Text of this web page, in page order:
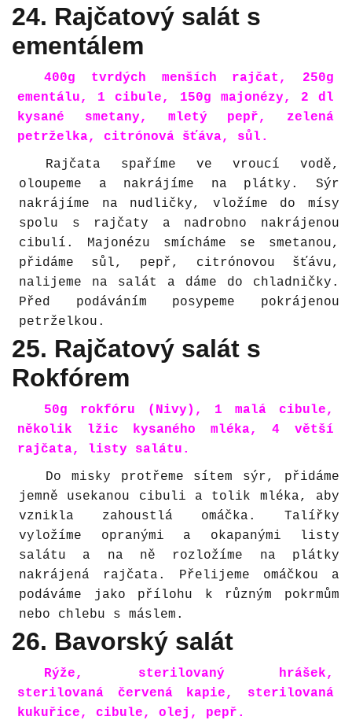
24. Rajčatový salát s
ementálem
400g tvrdých menších rajčat, 250g
ementálu, 1 cibule, 150g majonézy, 2 dl
kysané smetany, mletý pepř, zelená
petrželka, citrónová šťáva, sůl.
Rajčata spaříme ve vroucí vodě,
oloupeme a nakrájíme na plátky. Sýr
nakrájíme na nudličky, vložíme do mísy
spolu s rajčaty a nadrobno nakrájenou
cibulí. Majonézu smícháme se smetanou,
přidáme sůl, pepř, citrónovou šťávu,
nalijeme na salát a dáme do chladničky.
Před podáváním posypeme pokrájenou
petrželkou.
25. Rajčatový salát s
Rokfórem
50g rokfóru (Nivy), 1 malá cibule,
několik lžic kysaného mléka, 4 větší
rajčata, listy salátu.
Do misky protřeme sítem sýr, přidáme
jemně usekanou cibuli a tolik mléka, aby
vznikla zahoustlá omáčka. Talířky
vyložíme opranými a okapanými listy
salátu a na ně rozložíme na plátky
nakrájená rajčata. Přelijeme omáčkou a
podáváme jako přílohu k různým pokrmům
nebo chlebu s máslem.
26. Bavorský salát
Rýže, sterilovaný hrášek,
sterilovaná červená kapie, sterilovaná
kukuřice, cibule, olej, pepř.